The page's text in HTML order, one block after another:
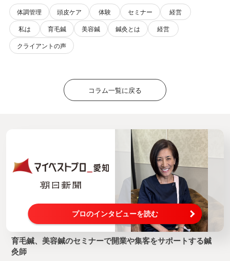
体調管理 頭皮ケア 体験 セミナー
経営
私は
育毛鍼 美容鍼 鍼灸とは
経営
クライアントの声
コラム一覧に戻る
プロのインタビューを読む
育毛鍼、美容鍼のセミナーで開業や集客をサポートする鍼
灸師